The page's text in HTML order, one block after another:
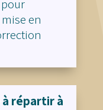
en
à répartir à